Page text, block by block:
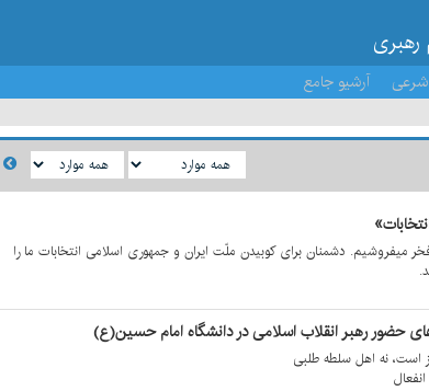
رهبری
آرشیو جامع
فخر میفروشیم. دشمنان برای کوبیدن ملّت ایران و جمهوری اسلامی انتخابات ما را
حضور رهبر انقلاب اسلامی در دانشگاه امام حسین(ع)
است، نه اهل سلطه طلبی